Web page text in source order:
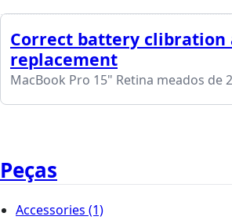
Correct battery clibration
replacement
MacBook Pro 15" Retina meados de
Peças
Accessories (1)